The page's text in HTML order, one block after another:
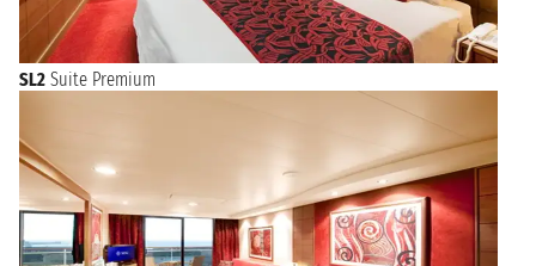
SL2 Suite Premium